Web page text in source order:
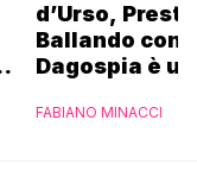
d’Urso,
Ballando con
Dagospia è
FABIANO MINACCI